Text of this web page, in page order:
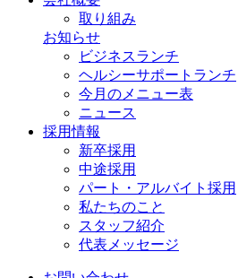
取り組み
お知らせ
ビジネスランチ
ヘルシーサポートランチ
今月のメニュー表
ニュース
採用情報
新卒採用
中途採用
パート・アルバイト採用
私たちのこと
スタッフ紹介
代表メッセージ